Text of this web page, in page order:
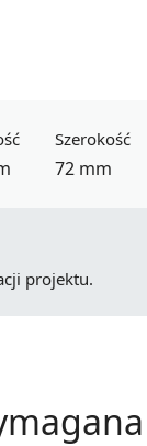
Szerokość
72 mm
projektu.